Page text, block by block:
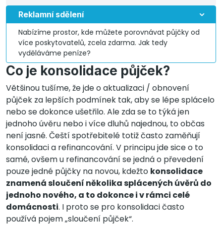
Reklamní sdělení
Nabízíme prostor, kde můžete porovnávat půjčky od
více poskytovatelů, zcela zdarma. Jak tedy
vyděláváme peníze?
Co je konsolidace půjček?
Většinou tušíme, že jde o aktualizaci / obnovení
půjček za lepších podmínek tak, aby se lépe splácelo
nebo se dokonce ušetřilo. Ale zda se to týká jen
jednoho úvěru nebo i více dluhů najednou, to občas
není jasné. Čeští spotřebitelé totiž často zaměňují
konsolidaci a refinancování. V principu jde sice o to
samé, ovšem u refinancování se jedná o převedení
pouze jedné půjčky na novou, kdežto konsolidace
znamená sloučení několika splácených úvěrů do
jednoho nového, a to dokonce i v rámci celé
domácnosti. I proto se pro konsolidaci často
používá pojem „sloučení půjček“.